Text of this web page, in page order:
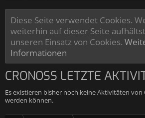
Diese Seite verwendet Cookies.
weiterhin auf dieser Seite
unseren Einsatz von Cookies.
Informationen
CRONOSS LETZTE
Es existieren bisher noch keine Aktivitäten von
werden können.